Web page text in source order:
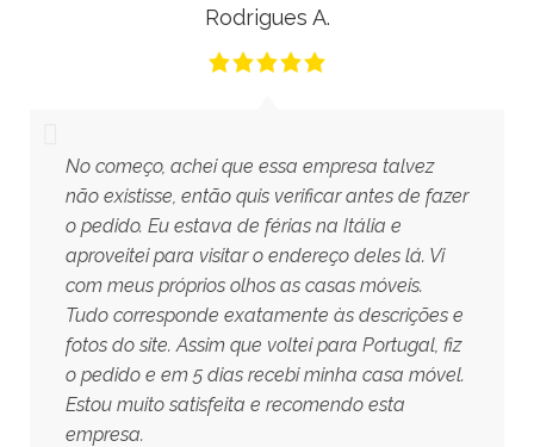
No começo, achei que essa empresa talvez
não existisse, então quis verificar antes de fazer
o pedido. Eu estava de férias na Itália e
aproveitei para visitar o endereço deles lá. Vi
com meus próprios olhos as casas móveis.
Tudo corresponde exatamente às descrições e
fotos do site. Assim que voltei para Portugal, fiz
o pedido e em 5 dias recebi minha casa móvel.
Estou muito satisfeita e recomendo esta
empresa.
Rodrigues A.